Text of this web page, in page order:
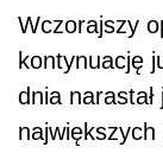
Wczorajszy
kontynuację
dnia
największych